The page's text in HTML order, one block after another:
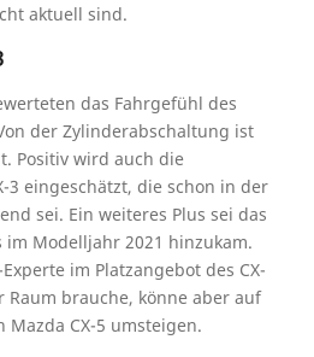
aktuell sind.
das Fahrgefühl des
der Zylinderabschaltung ist
Positiv wird auch die
3 eingeschätzt, die schon in der
sei. Ein weiteres Plus sei das
Modelljahr 2021 hinzukam.
im Platzangebot des CX-
brauche, könne aber auf
Mazda CX-5 umsteigen.